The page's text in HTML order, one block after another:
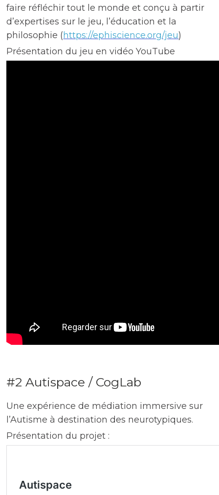
faire réfléchir tout le monde et conçu à partir
d’expertises sur le jeu, l’éducation et la
philosophie (https://ephiscience.org/jeu)
Présentation du jeu en vidéo YouTube
#2 Autispace / CogLab
Une expérience de médiation immersive sur
l’Autisme à destination des neurotypiques.
Présentation du projet :